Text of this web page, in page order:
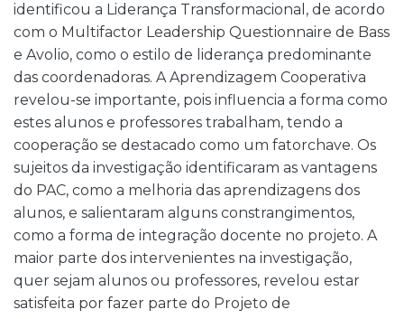
identificou a Liderança Transformacional, de acordo
com o Multifactor Leadership Questionnaire de Bass
e Avolio, como o estilo de liderança predominante
das coordenadoras. A Aprendizagem Cooperativa
revelou-se importante, pois influencia a forma como
estes alunos e professores trabalham, tendo a
cooperação se destacado como um fatorchave. Os
sujeitos da investigação identificaram as vantagens
do PAC, como a melhoria das aprendizagens dos
alunos, e salientaram alguns constrangimentos,
como a forma de integração docente no projeto. A
maior parte dos intervenientes na investigação,
quer sejam alunos ou professores, revelou estar
satisfeita por fazer parte do Projeto de